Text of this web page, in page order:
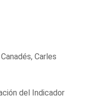
Carles
del Indicador